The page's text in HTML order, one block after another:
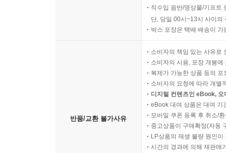
직수입 음반/영상물/기프트
단, 당일 00시~13시 사이의
박스 포장은 택배 배송이
반품/교환 불가사유
소비자의 책임 있는 사유로
소비자의 사용, 포장 개봉
복제가 가능한 상품 등의
소비자의 요청에 따라 개별
디지털 컨텐츠인 eBook,
eBook 대여 상품은 대여 기
모바일 쿠폰 등록 후 취소/
중고상품이 구매확정(자동
LP상품의 재생 불량 원인
시간의 경과에 의해 재판매